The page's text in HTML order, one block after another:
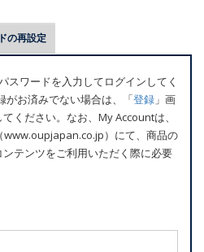
ブ)
の再設定
スワードを入力してログインしてく
がお済みでない場合は、「登録 」画
ください。なお、My Accountは、
www.oupjapan.co.jp）にて、商品の
テンツをご利用いただく際に必要